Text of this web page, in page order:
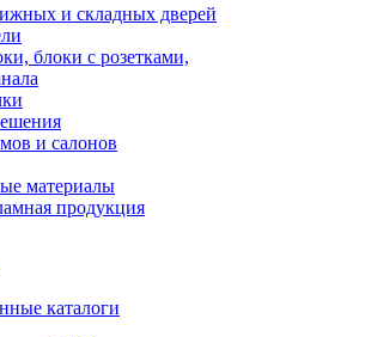
и складных дверей
блоки с розетками,
и салонов
материалы
продукция
каталоги